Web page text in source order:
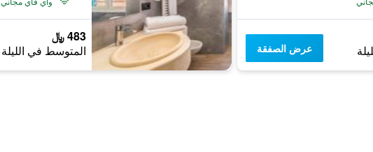
عرض الصفقة
483 ﷼
المتوسط في الليلة